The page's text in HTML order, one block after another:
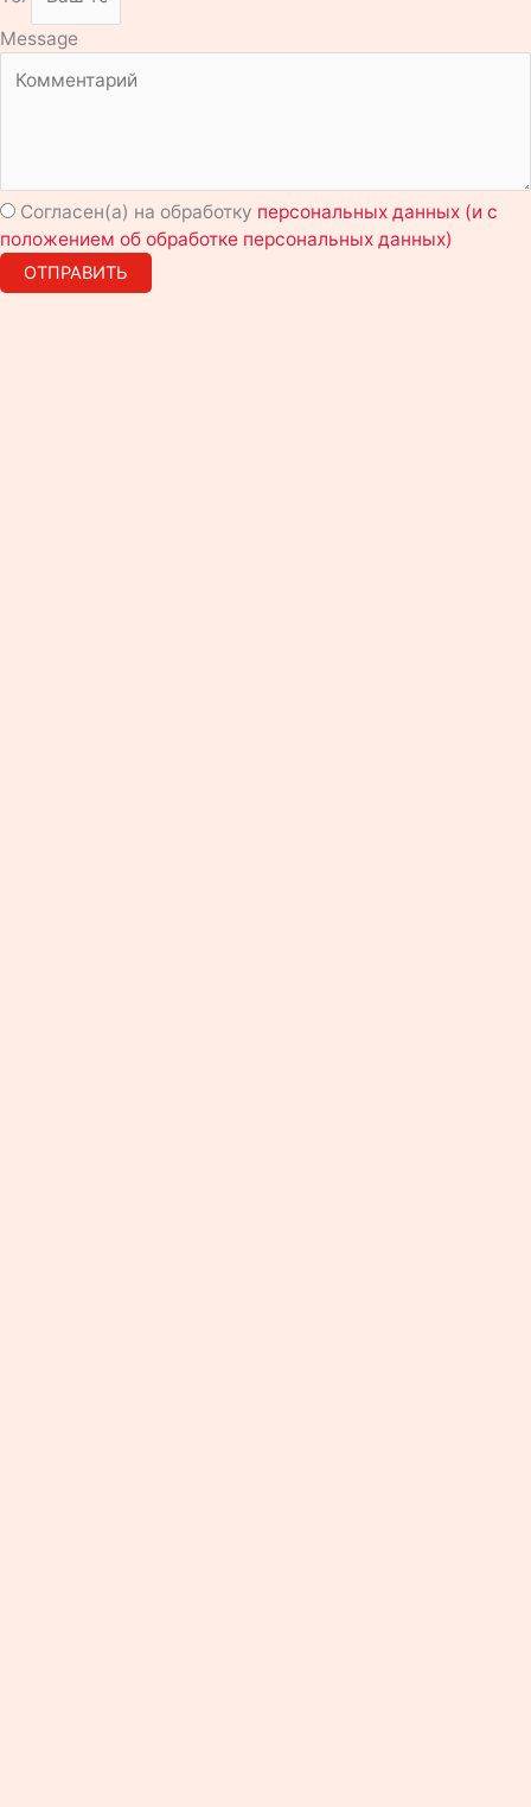
Message
Согласен(а) на обработку персональных данных (и с
положением об обработке персональных данных)
ОТПРАВИТЬ